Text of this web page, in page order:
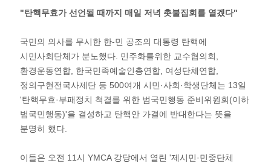
"탄핵무효가 선언될 때까지 매일 저녁 촛불집회를 열겠다"
국민의 의사를 무시한 한-민 공조의 대통령 탄핵에
시민사회단체가 분노했다. 민주화를위한 교수협의회,
환경운동연합, 한국민족예술인총연합, 여성단체연합,
정의구현전국사제단 등 500여개 시민·사회·학생단체는 13일
'탄핵무효·부패정치 척결를 위한 범국민행동 준비위원회(이하
범국민행동)'을 결성하고 탄핵안 가결에 반대한다는 뜻을
분명히 했다.
이들은 오전 11시 YMCA 강당에서 열린 '제시민·민중단체